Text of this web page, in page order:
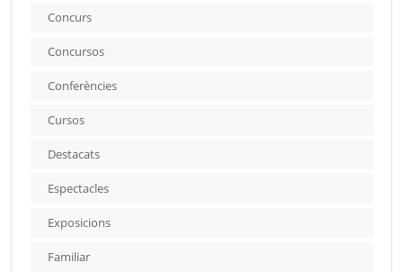
Concurs
Concursos
Conferències
Cursos
Destacats
Espectacles
Exposicions
Familiar